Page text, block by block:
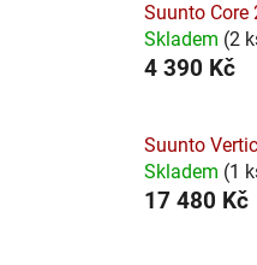
Suunto Core
Skladem (2
4 390 Kč
Suunto
Skladem (1
17 480 Kč